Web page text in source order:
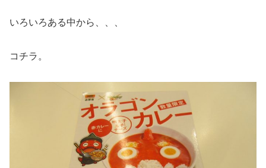
いろいろある中から、、、
コチラ。